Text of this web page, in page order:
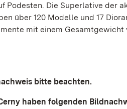
Podesten. Die Superlative der
über 120 Modelle und 17
mit einem
bitte beachten.
haben folgenden